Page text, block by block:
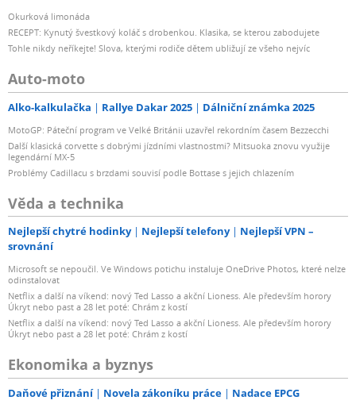
Okurková limonáda
RECEPT: Kynutý švestkový koláč s drobenkou. Klasika, se kterou zabodujete
Tohle nikdy neříkejte! Slova, kterými rodiče dětem ubližují ze všeho nejvíc
Auto-moto
Alko-kalkulačka Rallye Dakar 2025 Dálniční známka 2025
MotoGP: Páteční program ve Velké Británii uzavřel rekordním časem Bezzecchi
Další klasická corvette s dobrými jízdními vlastnostmi? Mitsuoka znovu využije
legendární MX-5
Problémy Cadillacu s brzdami souvisí podle Bottase s jejich chlazením
Věda a technika
Nejlepší chytré hodinky Nejlepší telefony
Nejlepší VPN –
srovnání
Microsoft se nepoučil. Ve Windows potichu instaluje OneDrive Photos, které nelze
odinstalovat
Netflix a další na víkend: nový Ted Lasso a akční Lioness. Ale především horory
Úkryt nebo past a 28 let poté: Chrám z kostí
Netflix a další na víkend: nový Ted Lasso a akční Lioness. Ale především horory
Úkryt nebo past a 28 let poté: Chrám z kostí
Ekonomika a byznys
Daňové přiznání Novela zákoníku práce Nadace EPCG